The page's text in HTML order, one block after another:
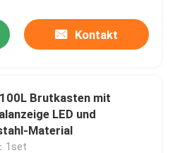
Kontakt
Brutkasten mit
LED und
Material
1set